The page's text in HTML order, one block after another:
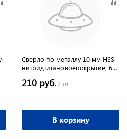
Сверло по металлу 10 мм HSS
нитридтитановоепокрытие, 6-
210 руб. / шт
В корзину